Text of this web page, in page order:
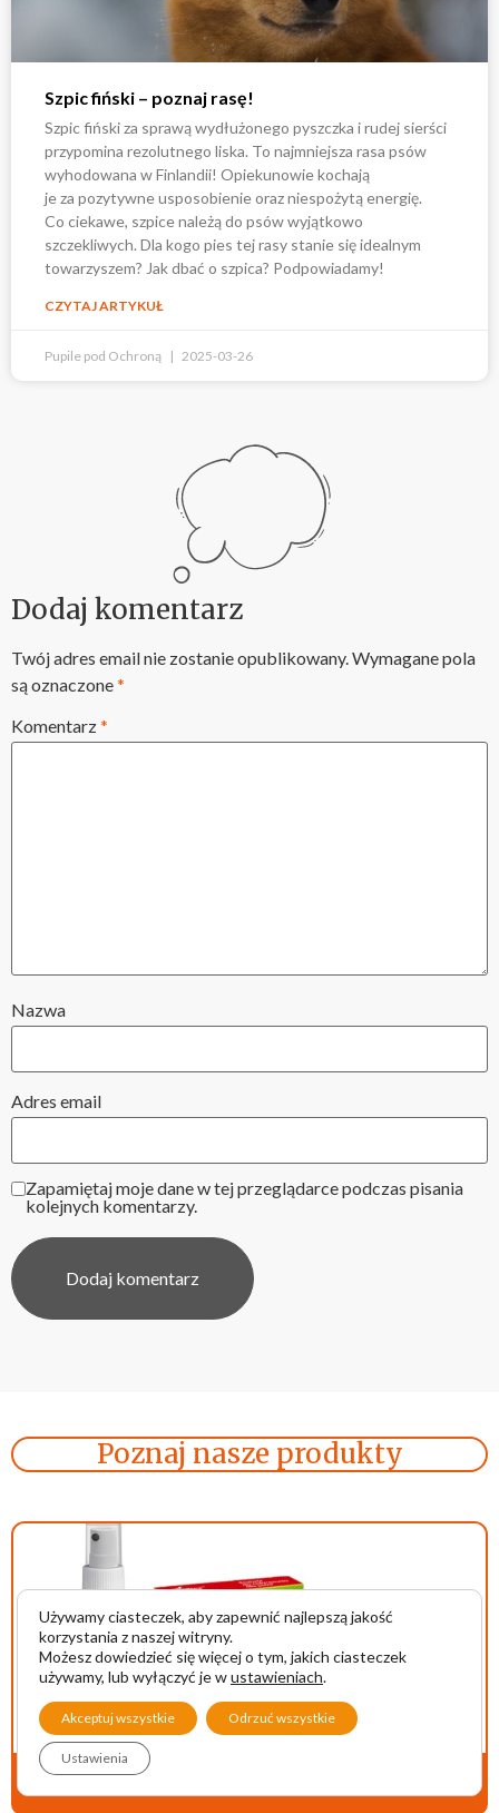
Szpic fiński – poznaj rasę!
Szpic fiński za sprawą wydłużonego pyszczka i rudej sierści
przypomina rezolutnego liska. To najmniejsza rasa psów
wyhodowana w Finlandii! Opiekunowie kochają
je za pozytywne usposobienie oraz niespożytą energię.
Co ciekawe, szpice należą do psów wyjątkowo
szczekliwych. Dla kogo pies tej rasy stanie się idealnym
towarzyszem? Jak dbać o szpica? Podpowiadamy!
CZYTAJ ARTYKUŁ
Pupile pod Ochroną 2025-03-26
Dodaj komentarz
Twój adres email nie zostanie opublikowany. Wymagane pola
są oznaczone*
Komentarz*
Nazwa
Adres email
Zapamiętaj moje dane w tej przeglądarce podczas pisania
kolejnych komentarzy.
Poznaj nasze produkty
Przeciwko pchłom i kleszczom
Używamy ciasteczek, aby zapewnić najlepszą jakość
korzystania z naszej witryny.
Możesz dowiedzieć się więcej o tym, jakich ciasteczek
używamy, lub wyłączyć je wustawieniach.
Akceptuj wszystkie Odrzuć wszystkie
Ustawienia